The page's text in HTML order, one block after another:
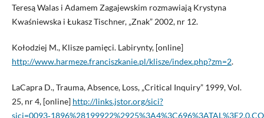
Teresą Walas i Adamem Zagajewskim rozmawiają Krystyna
Kwaśniewska i Łukasz Tischner, „Znak” 2002, nr 12.
Kołodziej M., Klisze pamięci. Labirynty, [online]
http://www.harmeze.franciszkanie.pl/klisze/index.php?zm=2.
LaCapra D., Trauma, Absence, Loss, „Critical Inquiry” 1999, Vol.
25, nr 4, [online] http://links.jstor.org/sici?